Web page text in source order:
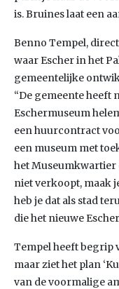
is. Bruines laat een
Benno Tempel,
waar Escher in het
gemeentelijke
“De gemeente heeft
Eschermuseum
een huurcontract
een museum met
het Museumkwartier
niet verkoopt, maak
heb je dat als stad
die het nieuwe
Tempel heeft begrip
maar ziet het plan
van de voormalige